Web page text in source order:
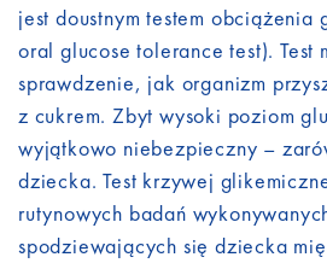
jest doustnym testem obciążenia
oral glucose tolerance test). Test
sprawdzenie, jak organizm
z cukrem. Zbyt wysoki poziom
wyjątkowo niebezpieczny –
dziecka. Test krzywej
rutynowych badań
spodziewających się dziecka